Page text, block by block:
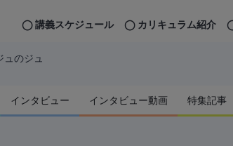
カリキュラム紹介
講義スケジュール
ュのジュ
インタビュー インタビュー動画 特集記事